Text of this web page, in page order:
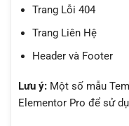
Trang Lỗi 404
Trang Liên Hệ
Header và Footer
Lưu ý: Một số mẫu
Elementor Pro để sử